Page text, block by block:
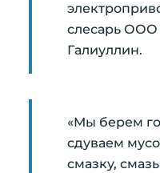
слесарь
Галиуллин.
«Мы берем
сдуваем
смазку,